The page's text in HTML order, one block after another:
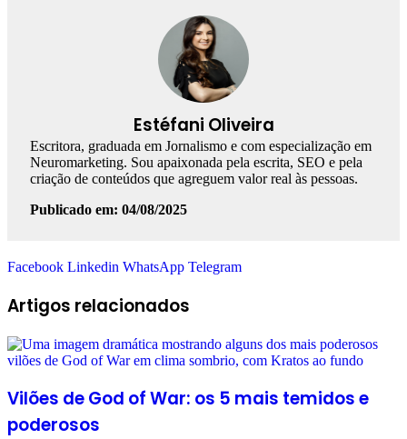
Estéfani Oliveira
Escritora, graduada em Jornalismo e com especialização em
Neuromarketing. Sou apaixonada pela escrita, SEO e pela
criação de conteúdos que agreguem valor real às pessoas.
Publicado em: 04/08/2025
Facebook Linkedin WhatsApp Telegram
Artigos relacionados
Vilões de God of War: os 5 mais temidos e
poderosos